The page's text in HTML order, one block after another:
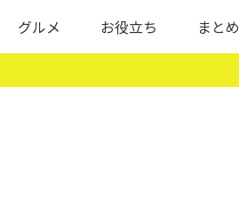
グルメ お役立ち まとめ